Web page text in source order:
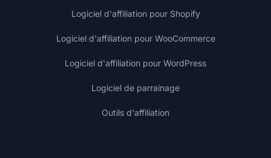
Logiciel d'affiliation pour Shopify
Logiciel d'affiliation pour WooCommerce
Logiciel d'affiliation pour WordPress
Logiciel de parrainage
Outils d'affiliation